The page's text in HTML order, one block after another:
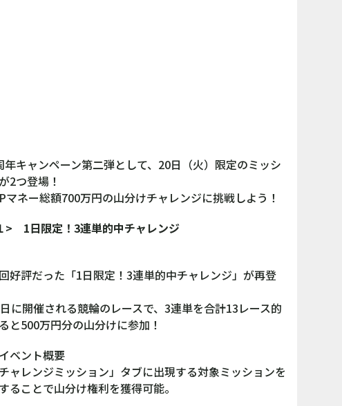
キャンペーン第二弾として、20日（火）限定のミッシ
2つ登場！
ネー総額700万円の山分けチャレンジに挑戦しよう！
> 1日限定！3連単的中チャレンジ
好評だった「1日限定！3連単的中チャレンジ」が再登
に開催される競輪のレースで、3連単を合計13レース的
と500万円分の山分けに参加！
ベント概要
ャレンジミッション」タブに出現する対象ミッションを
ることで山分け権利を獲得可能。